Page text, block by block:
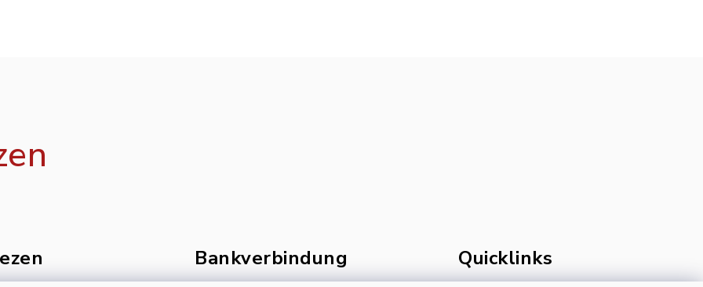
Bankverbindung Quicklinks